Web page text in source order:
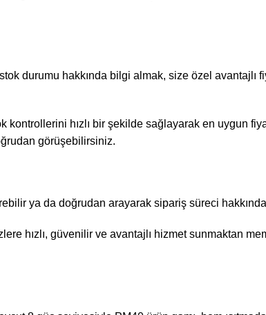
durumu hakkında bilgi almak, size özel
hızlı bir şekilde sağlayarak en uygun
görüşebilirsiniz.
ya da doğrudan arayarak sipariş süreci
hızlı, güvenilir ve avantajlı hizmet sunmaktan